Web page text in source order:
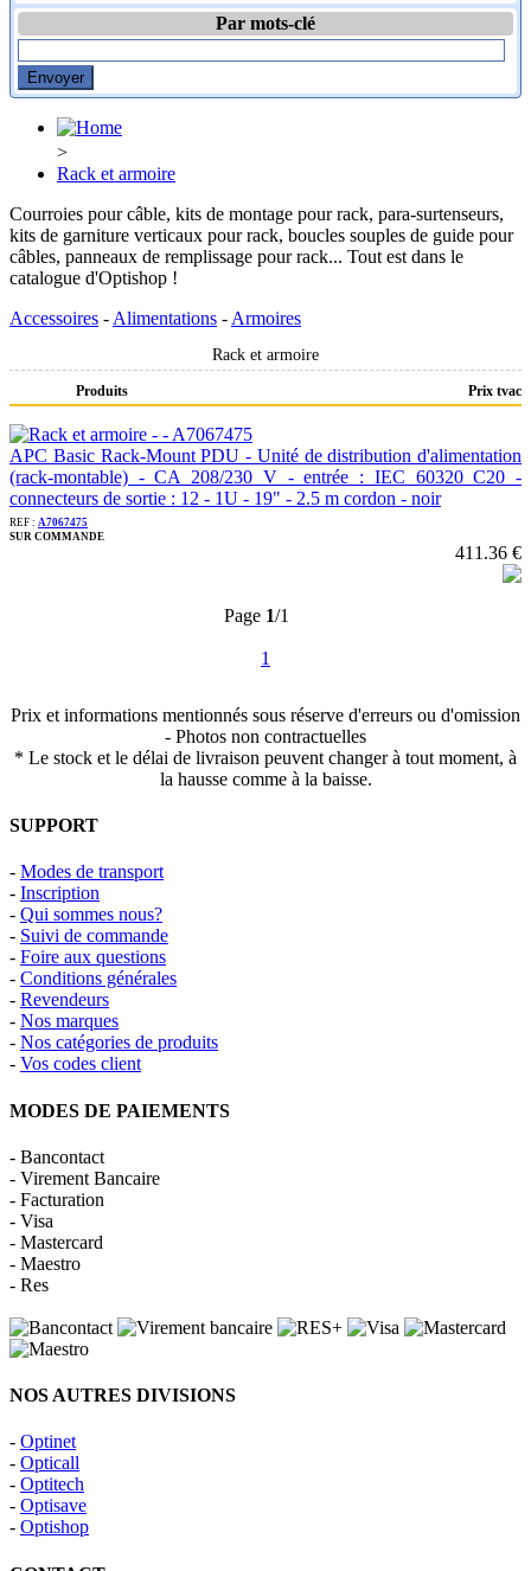
Par mots-clé
>
Rack et armoire
Courroies pour câble, kits de montage pour rack, para-surtenseurs,
kits de garniture verticaux pour rack, boucles souples de guide pour
câbles, panneaux de remplissage pour rack... Tout est dans le
catalogue d'Optishop !
Accessoires - Alimentations - Armoires
Rack et armoire
Produits Prix tvac
APC Basic Rack-Mount PDU - Unité de distribution d'alimentation
(rack-montable) - CA 208/230 V - entrée : IEC 60320 C20 -
connecteurs de sortie : 12 - 1U - 19" - 2.5 m cordon - noir
REF : A7067475
SUR COMMANDE
411.36 €
Page 1/1
1
Prix et informations mentionnés sous réserve d'erreurs ou d'omission
- Photos non contractuelles
* Le stock et le délai de livraison peuvent changer à tout moment, à
la hausse comme à la baisse.
SUPPORT
- Modes de transport
- Inscription
- Qui sommes nous?
- Suivi de commande
- Foire aux questions
- Conditions générales
- Revendeurs
- Nos marques
- Nos catégories de produits
- Vos codes client
MODES DE PAIEMENTS
- Bancontact
- Virement Bancaire
- Facturation
- Visa
- Mastercard
- Maestro
- Res
NOS AUTRES DIVISIONS
- Optinet
- Opticall
- Optitech
- Optisave
- Optishop